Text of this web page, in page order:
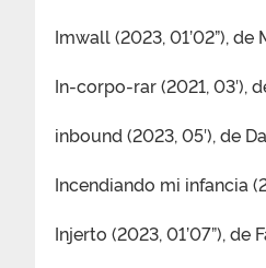
Imwall (2023, 01’02”),
In-corpo-rar (2021, 03′),
inbound (2023, 05′), de
Incendiando mi infancia
Injerto (2023, 01’07”), de